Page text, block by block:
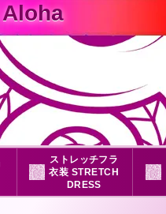
ストレッチフラ
衣装 STRETCH
DRESS